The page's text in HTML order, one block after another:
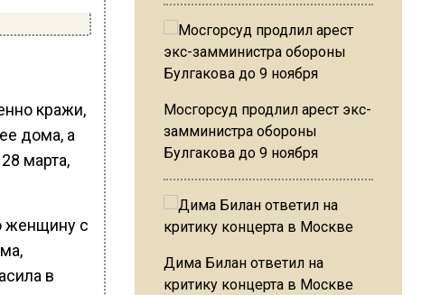
кражи,
дома, а
марта,
женщину с
в
Мосгорсуд продлил арест экс-
замминистра обороны
Булгакова до 9 ноября
Дима Билан ответил на
критику концерта в Москве